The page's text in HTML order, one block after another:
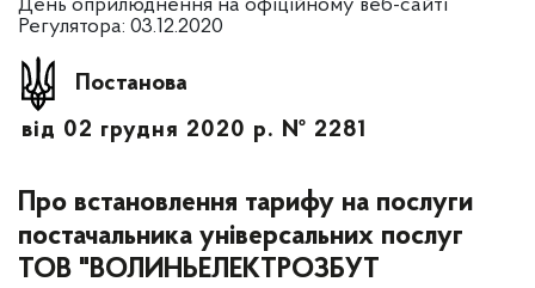
День оприлюднення на офіційному веб-сайті
Регулятора: 03.12.2020
Постанова
від 02 грудня 2020 р. № 2281
Про встановлення тарифу на послуги
постачальника універсальних послуг
ТОВ "ВОЛИНЬЕЛЕКТРОЗБУТ